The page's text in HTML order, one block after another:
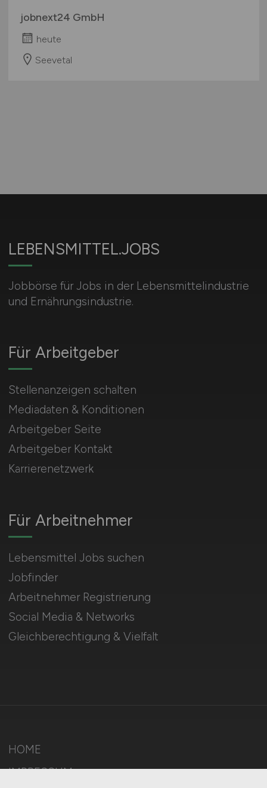
jobnext24 GmbH
heute
Seevetal
LEBENSMITTEL.JOBS
Jobbörse für Jobs in der Lebensmittelindustrie
und Ernährungsindustrie.
Für Arbeitnehmer
Lebensmittel Jobs suchen
Jobfinder
Arbeitnehmer Registrierung
Social Media & Networks
Gleichberechtigung & Vielfalt
Für Arbeitgeber
Stellenanzeigen schalten
Mediadaten & Konditionen
Arbeitgeber Seite
Arbeitgeber Kontakt
Karrierenetzwerk
HOME
IMPRESSUM